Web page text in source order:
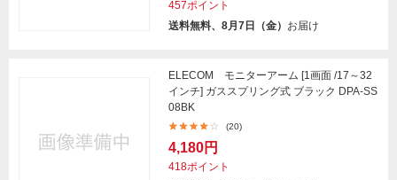
457ポイント
送料無料、8月7日（金） お届け
ELECOM モニターアーム [1画面 /17～32
インチ] ガススプリング式 ブラック DPA-SS
08BK
(20)
4,180円
418ポイント